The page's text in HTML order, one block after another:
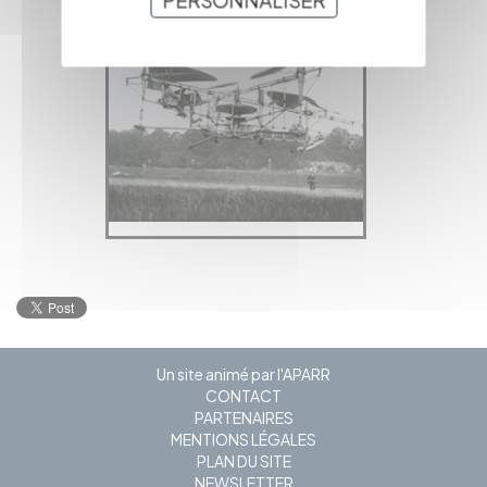
Un site animé par l'APARR
CONTACT
PARTENAIRES
MENTIONS LÉGALES
PLAN DU SITE
NEWSLETTER